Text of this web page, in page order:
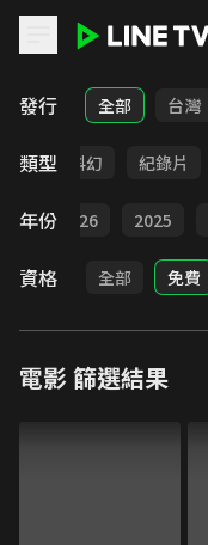
LINE TV - 電影
發行 全部 台灣
類型
劇情 科幻 紀錄片
年份
部 2026 2025
資格 全部 免費
電影篩選結果